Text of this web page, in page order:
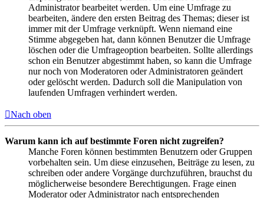
Administrator bearbeitet werden. Um eine Umfrage zu
bearbeiten, ändere den ersten Beitrag des Themas; dieser ist
immer mit der Umfrage verknüpft. Wenn niemand eine
Stimme abgegeben hat, dann können Benutzer die Umfrage
löschen oder die Umfrageoption bearbeiten. Sollte allerdings
schon ein Benutzer abgestimmt haben, so kann die Umfrage
nur noch von Moderatoren oder Administratoren geändert
oder gelöscht werden. Dadurch soll die Manipulation von
laufenden Umfragen verhindert werden.
Nach oben
Warum kann ich auf bestimmte Foren nicht zugreifen?
Manche Foren können bestimmten Benutzern oder Gruppen
vorbehalten sein. Um diese einzusehen, Beiträge zu lesen, zu
schreiben oder andere Vorgänge durchzuführen, brauchst du
möglicherweise besondere Berechtigungen. Frage einen
Moderator oder Administrator nach entsprechenden